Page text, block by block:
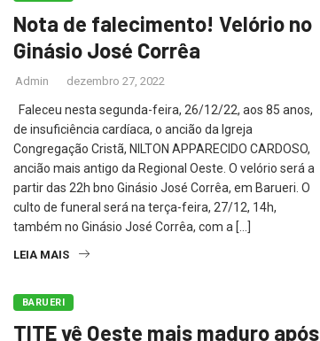
Nota de falecimento! Velório no
Ginásio José Corrêa
Admin dezembro 27, 2022
Faleceu nesta segunda-feira, 26/12/22, aos 85 anos,
de insuficiência cardíaca, o ancião da Igreja
Congregação Cristã, NILTON APPARECIDO CARDOSO,
ancião mais antigo da Regional Oeste. O velório será a
partir das 22h bno Ginásio José Corrêa, em Barueri. O
culto de funeral será na terça-feira, 27/12, 14h,
também no Ginásio José Corrêa, com a […]
LEIA MAIS
BARUERI
TITE vê Oeste mais maduro após